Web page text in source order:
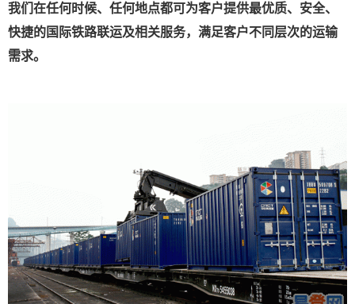
我们在任何时候、任何地点都可为客户提供最优质、安全、
快捷的国际铁路联运及相关服务，满足客户不同层次的运输
需求。